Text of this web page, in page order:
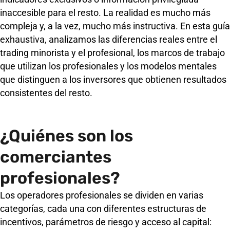
inaccesible para el resto. La realidad es mucho más
compleja y, a la vez, mucho más instructiva. En esta guía
exhaustiva, analizamos las diferencias reales entre el
trading minorista y el profesional, los marcos de trabajo
que utilizan los profesionales y los modelos mentales
que distinguen a los inversores que obtienen resultados
consistentes del resto.
¿Quiénes son los
comerciantes
profesionales?
Los operadores profesionales se dividen en varias
categorías, cada una con diferentes estructuras de
incentivos, parámetros de riesgo y acceso al capital: